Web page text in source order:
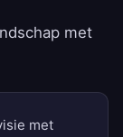
met
met